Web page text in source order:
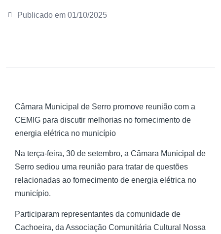
Publicado em 01/10/2025
Câmara Municipal de Serro promove reunião com a
CEMIG para discutir melhorias no fornecimento de
energia elétrica no município
Na terça-feira, 30 de setembro, a Câmara Municipal de
Serro sediou uma reunião para tratar de questões
relacionadas ao fornecimento de energia elétrica no
município.
Participaram representantes da comunidade de
Cachoeira, da Associação Comunitária Cultural Nossa